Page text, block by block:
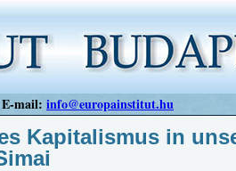
E-mail: info@europainstitut.hu
Kapitalismus in